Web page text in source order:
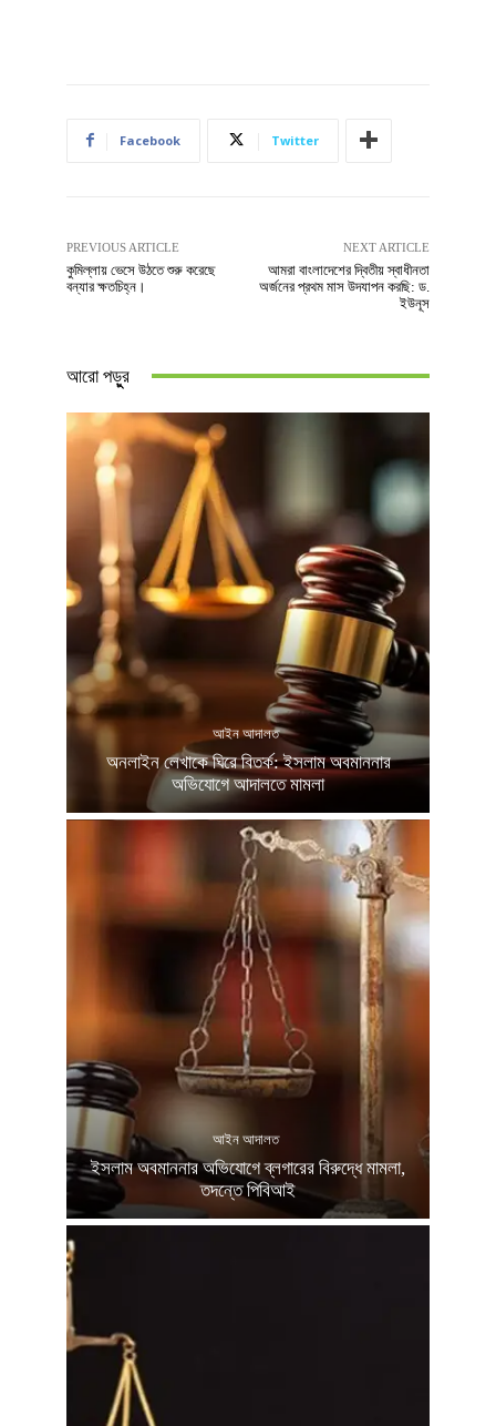
Facebook Twitter
PREVIOUS ARTICLE
কুমিল্লায় ভেসে উঠতে শুরু করেছে
বন্যার ক্ষতচিহ্ন।
NEXT ARTICLE
আমরা বাংলাদেশের দ্বিতীয় স্বাধীনতা
অর্জনের প্রথম মাস উদযাপন করছি: ড.
ইউনূস
আরো পড়ুুর
আইন আদালত
অনলাইন লেখাকে ঘিরে বিতর্ক: ইসলাম অবমাননার
অভিযোগে আদালতে মামলা
আইন আদালত
ইসলাম অবমাননার অভিযোগে ব্লগারের বিরুদ্ধে মামলা,
তদন্তে পিবিআই